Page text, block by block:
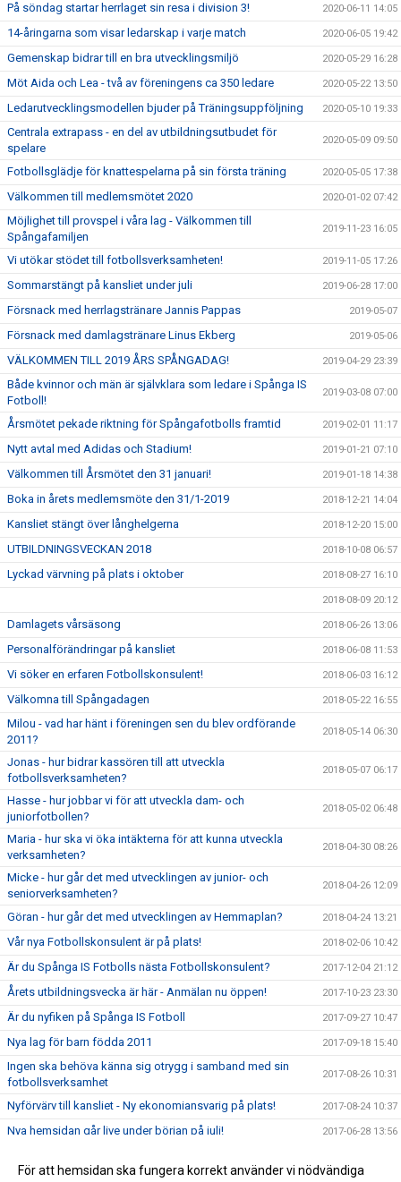
På söndag startar herrlaget sin resa i division 3! 2020-06-11 14:05
14-åringarna som visar ledarskap i varje match 2020-06-05 19:42
Gemenskap bidrar till en bra utvecklingsmiljö 2020-05-29 16:28
Möt Aida och Lea - två av föreningens ca 350 ledare 2020-05-22 13:50
Ledarutvecklingsmodellen bjuder på Träningsuppföljning 2020-05-10 19:33
Centrala extrapass - en del av utbildningsutbudet för
spelare
2020-05-09 09:50
Fotbollsglädje för knattespelarna på sin första träning 2020-05-05 17:38
Välkommen till medlemsmötet 2020 2020-01-02 07:42
Möjlighet till provspel i våra lag - Välkommen till
Spångafamiljen
2019-11-23 16:05
Vi utökar stödet till fotbollsverksamheten! 2019-11-05 17:26
Sommarstängt på kansliet under juli 2019-06-28 17:00
Försnack med herrlagstränare Jannis Pappas 2019-05-07
Försnack med damlagstränare Linus Ekberg 2019-05-06
VÄLKOMMEN TILL 2019 ÅRS SPÅNGADAG! 2019-04-29 23:39
Både kvinnor och män är självklara som ledare i Spånga IS
Fotboll!
2019-03-08 07:00
Årsmötet pekade riktning för Spångafotbolls framtid 2019-02-01 11:17
Nytt avtal med Adidas och Stadium! 2019-01-21 07:10
Välkommen till Årsmötet den 31 januari! 2019-01-18 14:38
Boka in årets medlemsmöte den 31/1-2019 2018-12-21 14:04
Kansliet stängt över långhelgerna 2018-12-20 15:00
UTBILDNINGSVECKAN 2018 2018-10-08 06:57
Lyckad värvning på plats i oktober 2018-08-27 16:10
2018-08-09 20:12
Damlagets vårsäsong 2018-06-26 13:06
Personalförändringar på kansliet 2018-06-08 11:53
Vi söker en erfaren Fotbollskonsulent! 2018-06-03 16:12
Välkomna till Spångadagen 2018-05-22 16:55
Milou - vad har hänt i föreningen sen du blev ordförande
2011?
2018-05-14 06:30
Jonas - hur bidrar kassören till att utveckla
fotbollsverksamheten?
2018-05-07 06:17
Hasse - hur jobbar vi för att utveckla dam- och
juniorfotbollen?
2018-05-02 06:48
Maria - hur ska vi öka intäkterna för att kunna utveckla
verksamheten?
2018-04-30 08:26
Micke - hur går det med utvecklingen av junior- och
seniorverksamheten?
2018-04-26 12:09
Göran - hur går det med utvecklingen av Hemmaplan? 2018-04-24 13:21
Vår nya Fotbollskonsulent är på plats! 2018-02-06 10:42
Är du Spånga IS Fotbolls nästa Fotbollskonsulent? 2017-12-04 21:12
Årets utbildningsvecka är här - Anmälan nu öppen! 2017-10-23 23:30
Är du nyfiken på Spånga IS Fotboll 2017-09-27 10:47
Nya lag för barn födda 2011 2017-09-18 15:40
Ingen ska behöva känna sig otrygg i samband med sin
fotbollsverksamhet
2017-08-26 10:31
Nyförvärv till kansliet - Ny ekonomiansvarig på plats! 2017-08-24 10:37
Nya hemsidan går live under början på juli! 2017-06-28 13:56
För att hemsidan ska fungera korrekt använder vi nödvändiga